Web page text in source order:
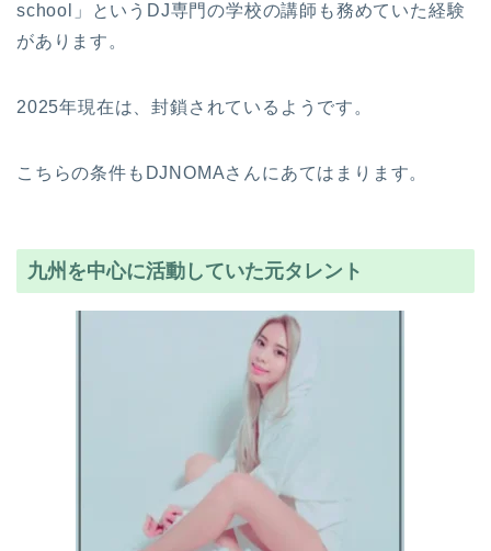
school」というDJ専門の学校の講師も務めていた経験
があります。
2025年現在は、封鎖されているようです。
こちらの条件もDJNOMAさんにあてはまります。
九州を中心に活動していた元タレント